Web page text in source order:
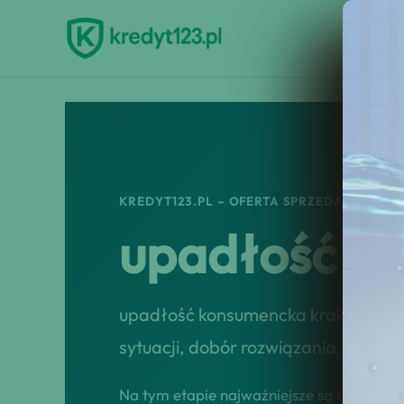
KREDYT123.PL – OFERTA SPRZEDAŻOWA
upadłość
upadłość konsumencka kraków
sytuacji, dobór rozwiązania,
Na tym etapie najważniejsze są tempo,